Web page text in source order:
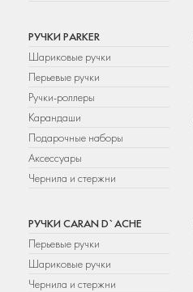
РУЧКИ PARKER
Шариковые ручки
Перьевые ручки
Ручки-роллеры
Карандаши
Подарочные наборы
Аксессуары
Чернила и стержни
РУЧКИ CARAN D`ACHE
Перьевые ручки
Шариковые ручки
Чернила и стержни